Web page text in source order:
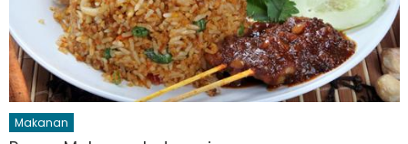
Makanan